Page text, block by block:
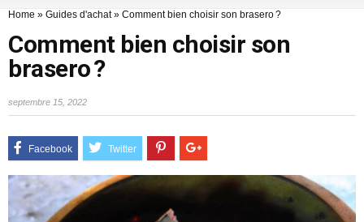
Home » Guides d'achat» Comment bien choisir son brasero ?
Comment bien choisir son
brasero ?
septembre 15, 2022